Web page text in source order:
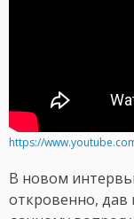
https://
В новом
откровенно, дав